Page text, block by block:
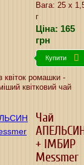
Вага: 25 х
г
Ціна: 165
грн
Купити
квіток ромашки -
квітковий чай
Чай
+ ІМБИР
Messmer